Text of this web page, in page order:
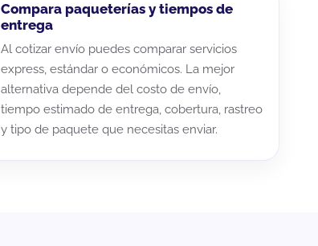
Compara paqueterías y tiempos de
entrega
Al cotizar envío puedes comparar servicios
express, estándar o económicos. La mejor
alternativa depende del costo de envío,
tiempo estimado de entrega, cobertura, rastreo
y tipo de paquete que necesitas enviar.